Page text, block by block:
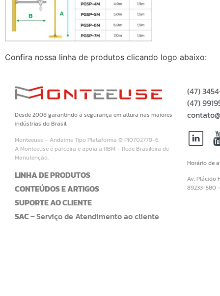
Confira nossa linha de produtos clicando logo abaixo:
Desde 2008 garantindo a segurança em altura nas maiores
indústrias do Brasil.
Monteeuse – Andaime Tipo Plataforma ® PI0702779-6
A Monteeuse é parceira e apoia a RBM – Rede Brasileira de
Manutenção.
LINHA DE PRODUTOS
CONTEÚDOS E ARTIGOS
SUPORTE AO CLIENTE
SAC –Serviço de Atendimento ao cliente
(47)
(47)
Horário de
Av. Plácido
89233-580